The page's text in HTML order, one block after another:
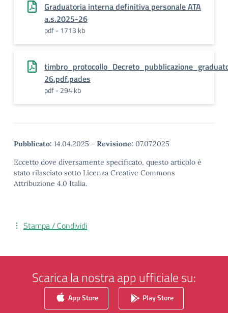
Graduatoria interna definitiva personale ATA
a.s.2025-26
pdf - 1713 kb
26.pdf.pades
pdf - 294 kb
Pubblicato: 14.04.2025 - Revisione: 07.07.2025
Eccetto dove diversamente specificato, questo articolo è
stato rilasciato sotto Licenza Creative Commons
Attribuzione 4.0 Italia.
Stampa / Condividi
Scarica la nostra app ufficiale su:
App Store Play Store